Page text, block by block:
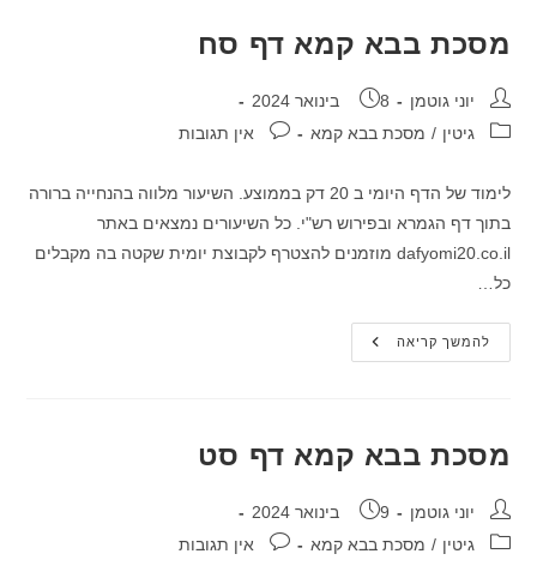
מסכת בבא קמא דף סח
מחבר:יוני גוטמן פורסם:
8 בינואר 2024
קטגוריה:
גיטין / מסכת בבא קמא תגובות:אין תגובות
לימוד של הדף היומי ב 20 דק בממוצע. השיעור מלווה בהנחייה ברורה
בתוך דף הגמרא ובפירוש רש"י. כל השיעורים נמצאים באתר
dafyomi20.co.il מוזמנים להצטרף לקבוצת יומית שקטה בה מקבלים
כל…
להמשך קריאהמסכת
בבא
מסכת בבא קמא דף סט
מחבר:יוני גוטמן פורסם:
9 בינואר 2024
קטגוריה:
גיטין / מסכת בבא קמא תגובות:אין תגובות